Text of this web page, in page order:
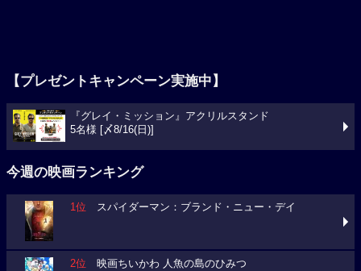
【プレゼントキャンペーン実施中】
『グレイ・ミッション』アクリルスタンド
5名様 [〆8/16(日)]
今週の映画ランキング
1位 スパイダーマン：ブランド・ニュー・デイ
2位 映画ちいかわ 人魚の島のひみつ